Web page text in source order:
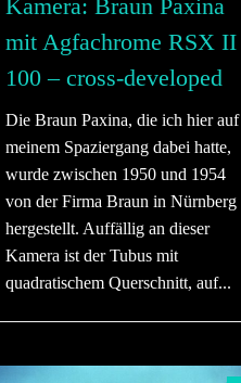
Kamera: Braun Paxina
mit Agfachrome RSX II
100 – cross-developed
Die Braun Paxina, die ich hier auf
meinem Spaziergang dabei hatte,
wurde zwischen 1950 und 1954
von der Firma Braun in Nürnberg
hergestellt. Auffällig an dieser
Kamera ist der Tubus mit
quadratischem Querschnitt, auf...